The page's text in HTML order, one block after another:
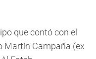
que contó con el
Martín Campaña (ex